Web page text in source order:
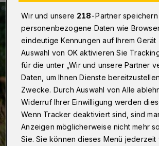
Wir und unsere 218-Partner
personenbezogene Daten wie
eindeutige Kennungen auf Ihrem Gerät
Auswahl von OK aktivieren Sie
für die unter „Wir und unsere Partner
Daten, um Ihnen Dienste
Zwecke. Durch Auswahl von Alle
Widerruf Ihrer Einwilligung werden
Wenn Tracker deaktiviert sind, sind
Anzeigen möglicherweise nicht mehr
Sie. Sie können dieses Menü jederzeit